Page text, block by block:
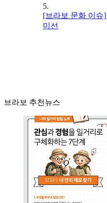
5.
[브라보 문화 이슈
미선
브라보 추천뉴스